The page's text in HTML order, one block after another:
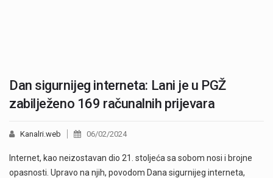
Dan sigurnijeg interneta: Lani je u PGŽ
zabilježeno 169 računalnih prijevara
Kanalri.web 06/02/2024
Internet, kao neizostavan dio 21. stoljeća sa sobom nosi i brojne
opasnosti. Upravo na njih, povodom Dana sigurnijeg interneta,